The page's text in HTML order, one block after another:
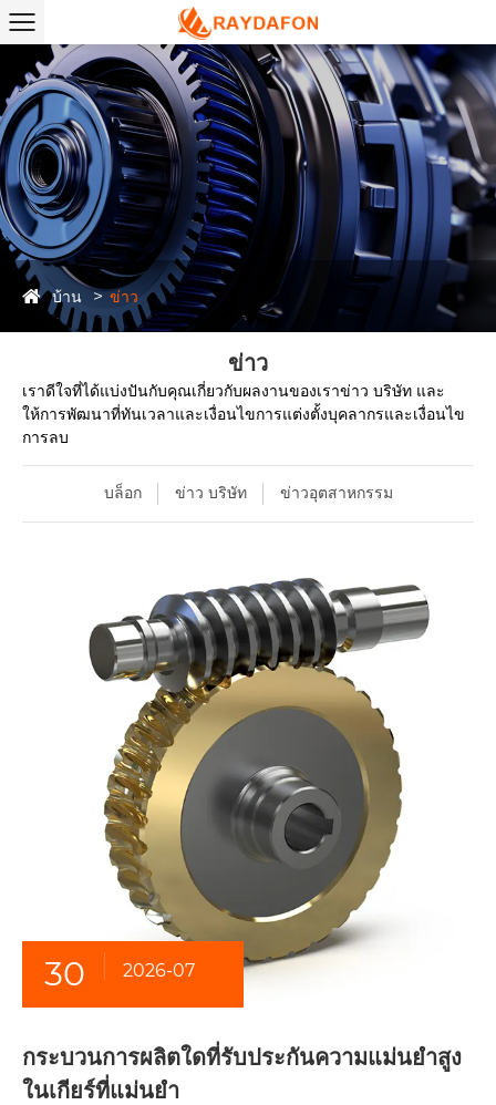
บ้าน ข่าว
ข่าว
เราดีใจที่ได้แบ่งปันกับคุณเกี่ยวกับผลงานของเราข่าว บริษัท และ
ให้การพัฒนาที่ทันเวลาและเงื่อนไขการแต่งตั้งบุคลากรและเงื่อนไข
การลบ
บล็อก ข่าว บริษัท ข่าวอุตสาหกรรม
30 2026-07
กระบวนการผลิตใดที่รับประกันความแม่นยำสูง
ในเกียร์ที่แม่นยำ